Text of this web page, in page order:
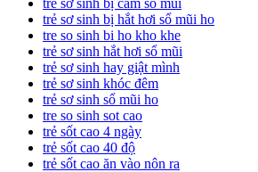
trẻ sơ sinh bị cảm sổ mũi
trẻ sơ sinh bị hắt hơi sổ mũi ho
tre so sinh bi ho kho khe
trẻ sơ sinh hắt hơi sổ mũi
trẻ sơ sinh hay giật mình
trẻ sơ sinh khóc đêm
trẻ sơ sinh sổ mũi ho
tre so sinh sot cao
trẻ sốt cao 4 ngày
trẻ sốt cao 40 độ
trẻ sốt cao ăn vào nôn ra